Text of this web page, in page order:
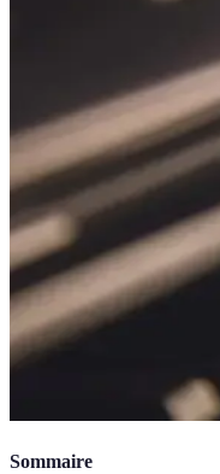
Sommaire